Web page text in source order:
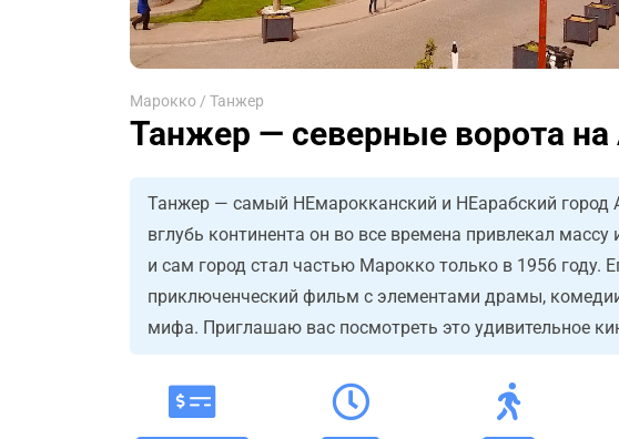
Марокко / Танжер
Танжер — северные ворота
Танжер — самый НЕмарокканский и НЕарабский город
вглубь континента он во все времена привлекал
и сам город стал частью Марокко только в 1956 году.
приключенческий фильм с элементами драмы,
мифа. Приглашаю вас посмотреть это удивительное